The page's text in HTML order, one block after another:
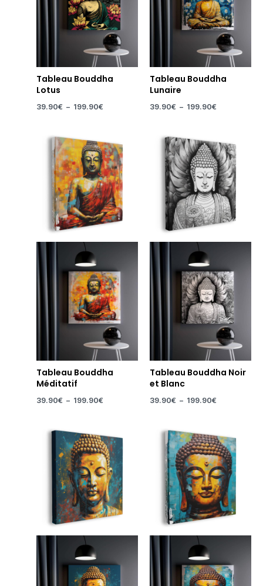
Tableau Bouddha
Lotus
39.90€ – 199.90€
Tableau Bouddha
Lunaire
39.90€ – 199.90€
Tableau Bouddha
Méditatif
39.90€ – 199.90€
de
prix :
39.90€
à
199.90€
Tableau Bouddha Noir
et Blanc
39.90€ – 199.90€
de
prix :
39.90€
à
199.90€
de
prix :
39.90€
à
199.90€
de
prix :
39.90€
à
199.90€